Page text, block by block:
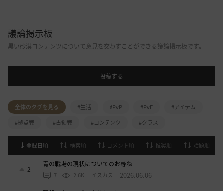
議論掲示板
黒い砂漠コンテンツについて意見を交わすことができる議論掲示板です。
投稿する
全体のタグを見る #生活 #PvP #PvE
#アイテム
#拠点戦
#占領戦 #コンテンツ #クラス
登録日順 検索順 コメント順 推奨順 話題順
2
青の戦場の現状についてのお尋ね
7 2.6K イスカス 2026.06.06